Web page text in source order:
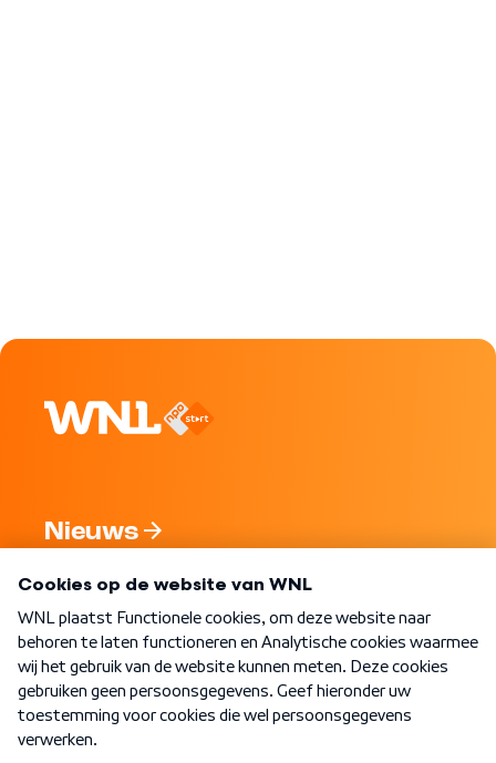
Nieuws
Nieuwsbrief
Word Lid